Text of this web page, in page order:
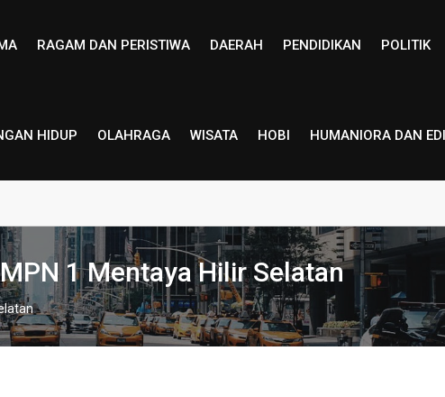
RAGAM DAN PERISTIWA DAERAH PENDIDIKAN POLITIK
HIDUP OLAHRAGA WISATA HOBI HUMANIORA DAN
1 Mentaya Hilir Selatan